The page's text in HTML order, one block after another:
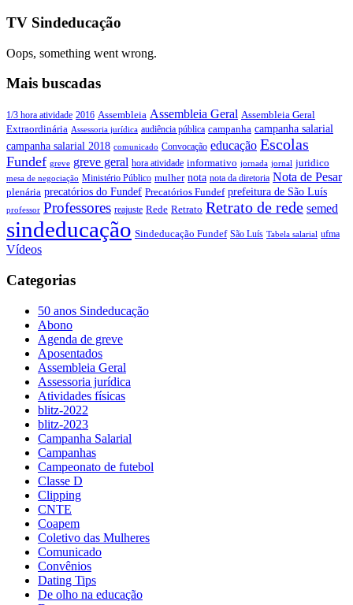
TV Sindeducação
Oops, something went wrong.
Mais buscadas
1/3 hora atividade 2016 Assembleia Assembleia Geral Assembleia Geral
Extraordinária Assessoria jurídica audiência pública campanha campanha salarial
campanha salarial 2018 comunicado Convocação educação Escolas
Fundef greve greve geral hora atividade informativo jornada jornal juridico
mesa de negociação Ministério Público mulher nota nota da diretoria Nota de Pesar
plenária precatórios do Fundef Precatórios Fundef prefeitura de São Luís
professor Professores reajuste Rede Retrato Retrato de rede semed
sindeducação Sindeducação Fundef São Luís Tabela salarial ufma
Vídeos
Categorias
50 anos Sindeducação
Abono
Agenda de greve
Aposentados
Assembleia Geral
Assessoria jurídica
Atividades físicas
blitz-2022
blitz-2023
Campanha Salarial
Campanhas
Campeonato de futebol
Classe D
Clipping
CNTE
Coapem
Coletivo das Mulheres
Comunicado
Convênios
Dating Tips
De olho na educação